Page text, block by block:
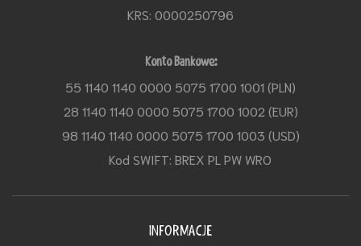
KRS: 0000250796
Konto Bankowe:
55 1140 1140 0000 5075 1700 1001 (PLN)
28 1140 1140 0000 5075 1700 1002 (EUR)
98 1140 1140 0000 5075 1700 1003 (USD)
Kod SWIFT: BREX PL PW WRO
INFORMACJE